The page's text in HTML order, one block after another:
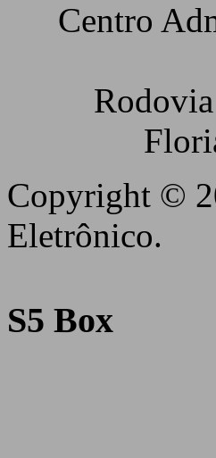
Centro
Copyright ©
Eletrônico.
S5 Box